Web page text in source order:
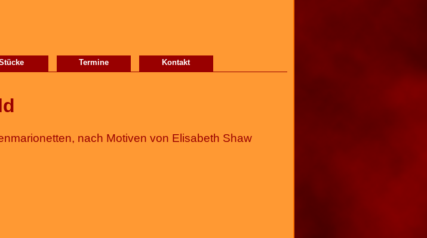
Termine Kontakt
nach Motiven von Elisabeth Shaw